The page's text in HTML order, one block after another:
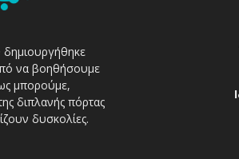
να βοηθήσουμε
μπορούμε,
διπλανής πόρτας
δυσκολίες.